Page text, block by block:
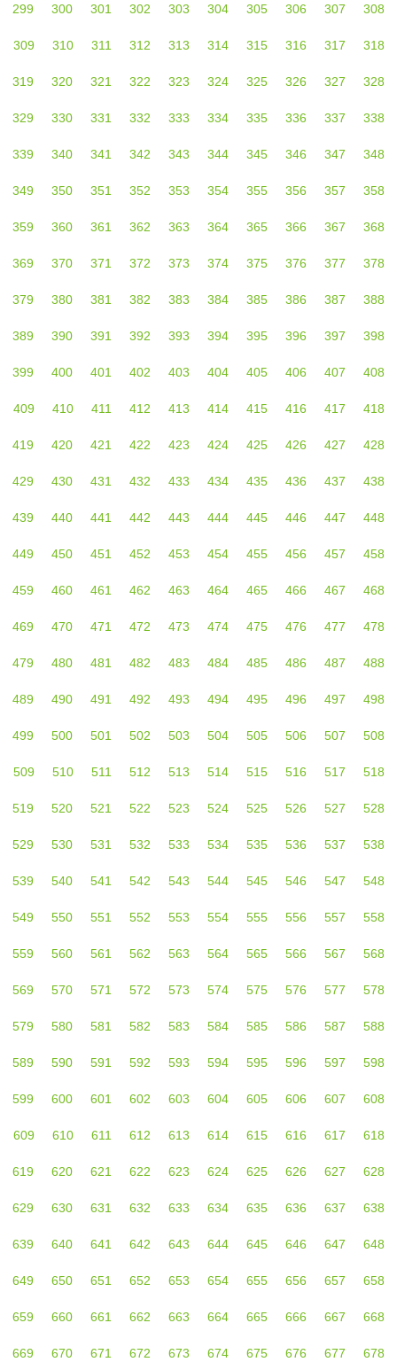
299 300 301 302 303 304 305 306 307 308
309 310 311 312 313 314 315 316 317 318
319 320 321 322 323 324 325 326 327 328
329 330 331 332 333 334 335 336 337 338
339 340 341 342 343 344 345 346 347 348
349 350 351 352 353 354 355 356 357 358
359 360 361 362 363 364 365 366 367 368
369 370 371 372 373 374 375 376 377 378
379 380 381 382 383 384 385 386 387 388
389 390 391 392 393 394 395 396 397 398
399 400 401 402 403 404 405 406 407 408
409 410 411 412 413 414 415 416 417 418
419 420 421 422 423 424 425 426 427 428
429 430 431 432 433 434 435 436 437 438
439 440 441 442 443 444 445 446 447 448
449 450 451 452 453 454 455 456 457 458
459 460 461 462 463 464 465 466 467 468
469 470 471 472 473 474 475 476 477 478
479 480 481 482 483 484 485 486 487 488
489 490 491 492 493 494 495 496 497 498
499 500 501 502 503 504 505 506 507 508
509 510 511 512 513 514 515 516 517 518
519 520 521 522 523 524 525 526 527 528
529 530 531 532 533 534 535 536 537 538
539 540 541 542 543 544 545 546 547 548
549 550 551 552 553 554 555 556 557 558
559 560 561 562 563 564 565 566 567 568
569 570 571 572 573 574 575 576 577 578
579 580 581 582 583 584 585 586 587 588
589 590 591 592 593 594 595 596 597 598
599 600 601 602 603 604 605 606 607 608
609 610 611 612 613 614 615 616 617 618
619 620 621 622 623 624 625 626 627 628
629 630 631 632 633 634 635 636 637 638
639 640 641 642 643 644 645 646 647 648
649 650 651 652 653 654 655 656 657 658
659 660 661 662 663 664 665 666 667 668
669 670 671 672 673 674 675 676 677 678